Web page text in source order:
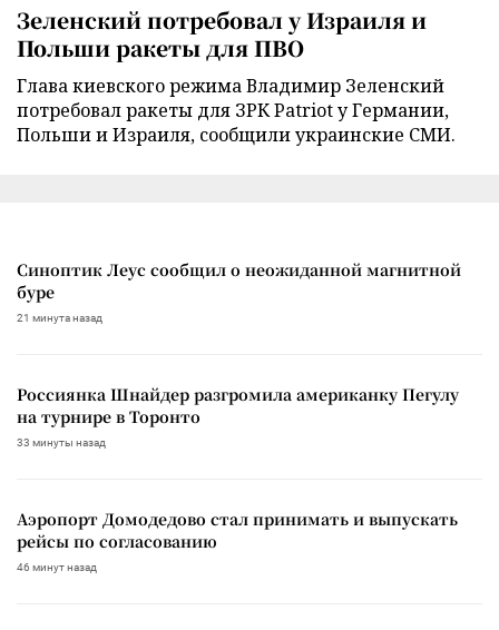
Зеленский потребовал у Израиля и
Польши ракеты для ПВО
Глава киевского режима Владимир Зеленский
потребовал ракеты для ЗРК Patriot у Германии,
Польши и Израиля, сообщили украинские СМИ.
Синоптик Леус сообщил о неожиданной магнитной
буре
21 минута назад
Россиянка Шнайдер разгромила американку Пегулу
на турнире в Торонто
33 минуты назад
Аэропорт Домодедово стал принимать и выпускать
рейсы по согласованию
46 минут назад